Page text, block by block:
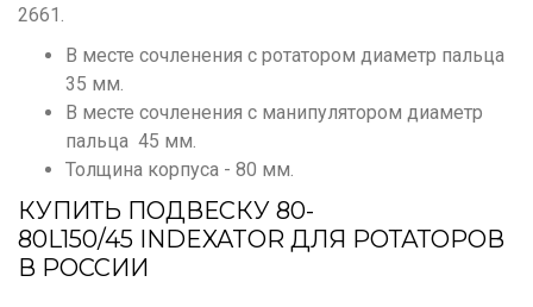
2661.
В месте сочленения с ротатором диаметр пальца
35 мм.
В месте сочленения с манипулятором диаметр
пальца 45 мм.
Толщина корпуса - 80 мм.
КУПИТЬ ПОДВЕСКУ 80-
80L150/45 INDEXATOR ДЛЯ РОТАТОРОВ
В РОССИИ